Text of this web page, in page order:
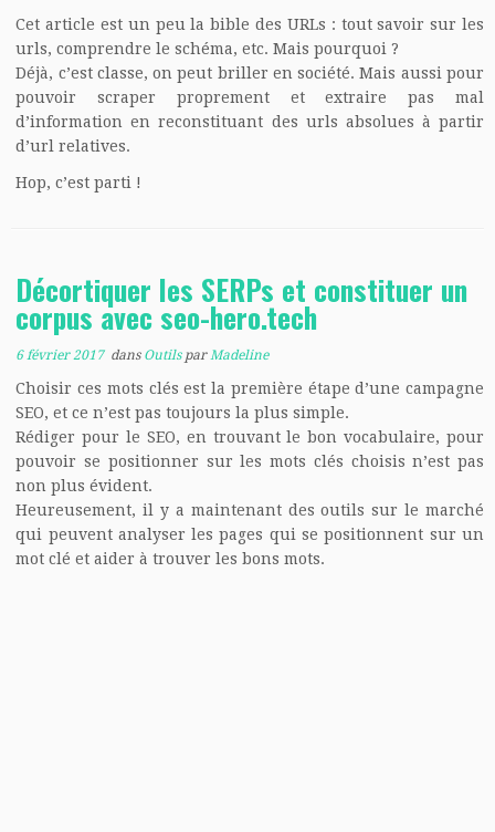
Cet article est un peu la bible des URLs : tout savoir sur les
urls, comprendre le schéma, etc. Mais pourquoi ?
Déjà, c’est classe, on peut briller en société. Mais aussi pour
pouvoir scraper proprement et extraire pas mal
d’information en reconstituant des urls absolues à partir
d’url relatives.
Hop, c’est parti !
Décortiquer les SERPs et constituer un
corpus avec seo-hero.tech
6 février 2017dans Outils parMadeline
Choisir ces mots clés est la première étape d’une campagne
SEO, et ce n’est pas toujours la plus simple.
Rédiger pour le SEO, en trouvant le bon vocabulaire, pour
pouvoir se positionner sur les mots clés choisis n’est pas
non plus évident.
Heureusement, il y a maintenant des outils sur le marché
qui peuvent analyser les pages qui se positionnent sur un
mot clé et aider à trouver les bons mots.